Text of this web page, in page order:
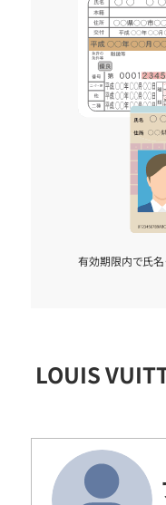
有効期限内で氏名
LOUIS